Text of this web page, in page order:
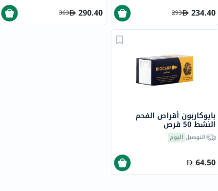
234.40
293
290.40
363
بايوكاربون أقراص الفحم
النشط 50 قرص
التوصيل اليوم
64.50